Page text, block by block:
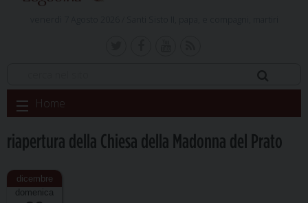
Skip
to
Home
riapertura della Chiesa della Madonna del Prato
domenica